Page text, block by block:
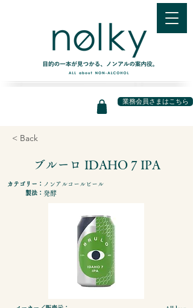
業務会員さまはこちら
< Back
ブルーロ IDAHO 7 IPA
カテゴリー： ノンアルコールビール
製法： 発酵